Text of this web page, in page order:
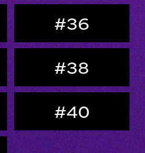
#36
#38
#40